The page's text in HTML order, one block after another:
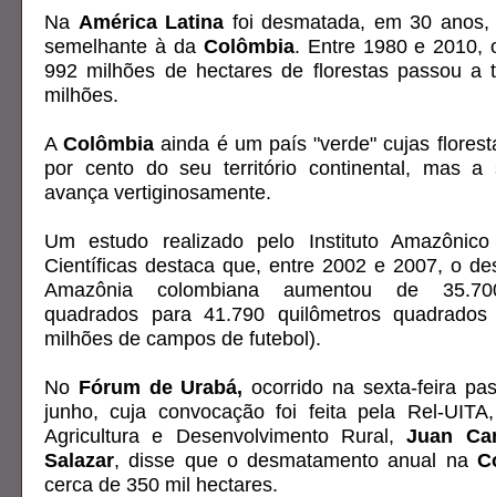
Na América Latina foi desmatada, em 30
semelhante à da Colômbia. Entre 1980 e 2010,
992 milhões de hectares de florestas passou a
milhões.
AColômbia ainda é um país "verde" cujas
por cento do seu território continental, mas a
avança vertiginosamente.
Um estudo realizado pelo Instituto
Científicas destaca que, entre 2002 e 2007, o
Amazônia colombiana aumentou de
quadrados para 41.790 quilômetros
milhões de campos de futebol).
No Fórum de Urabá, ocorrido na sexta-feira
junho, cuja convocação foi feita pela Rel-
Agricultura e Desenvolvimento Rural,Juan
Salazar, disse que o desmatamento anual na
cerca de 350 mil hectares.